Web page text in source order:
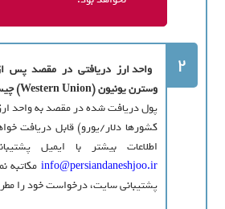
2
واحد ارز دريافتي در مقصد پس
وسترن يونيون (Western Union) چيست؟
پول دريافت شده در مقصد به واحد
کشورها دلار/يورو) قابل دريافت
اطلاعات بيشتر با ایمیل
info@persiandaneshjoo.ir مکاتبه
پشتيباني سايت، درخواست خود را